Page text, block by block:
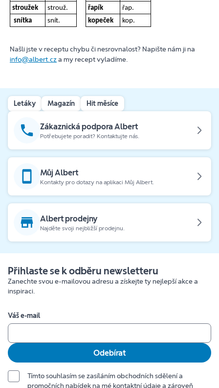
stroužek
strouž. řapík
řap.
snítka
snít. kopeček kop.
Našli jste v receptu chybu či nesrovnalost? Napište nám ji na
info@albert.cza my recept vyladíme.
Letáky Magazín Hit měsíce
Zákaznická podpora Albert
Potřebujete poradit? Kontaktujte nás.
Můj Albert
Kontakty pro dotazy na aplikaci Můj Albert.
Albert prodejny
Najděte svoji nejbližší prodejnu.
Přihlaste se k odběru newsletteru
Zanechte svou e-mailovou adresu a získejte ty nejlepší akce a
inspiraci.
Váš e-mail
Odebírat
Tímto souhlasím se zasíláním obchodních sdělení a
promočních nabídek na mé kontaktní údaje a zároveň